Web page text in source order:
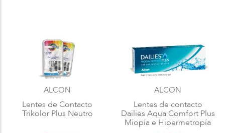
ALCON
Lentes de Contacto
Trikolor Plus Neutro
ALCON
Lentes de contacto
Dailies Aqua Comfort Plus
Miopía e Hipermetropía